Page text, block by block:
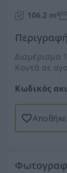
106.2 m²
Περιγραφή
Διαμέρισμα
Κοντά σε
Κωδικός